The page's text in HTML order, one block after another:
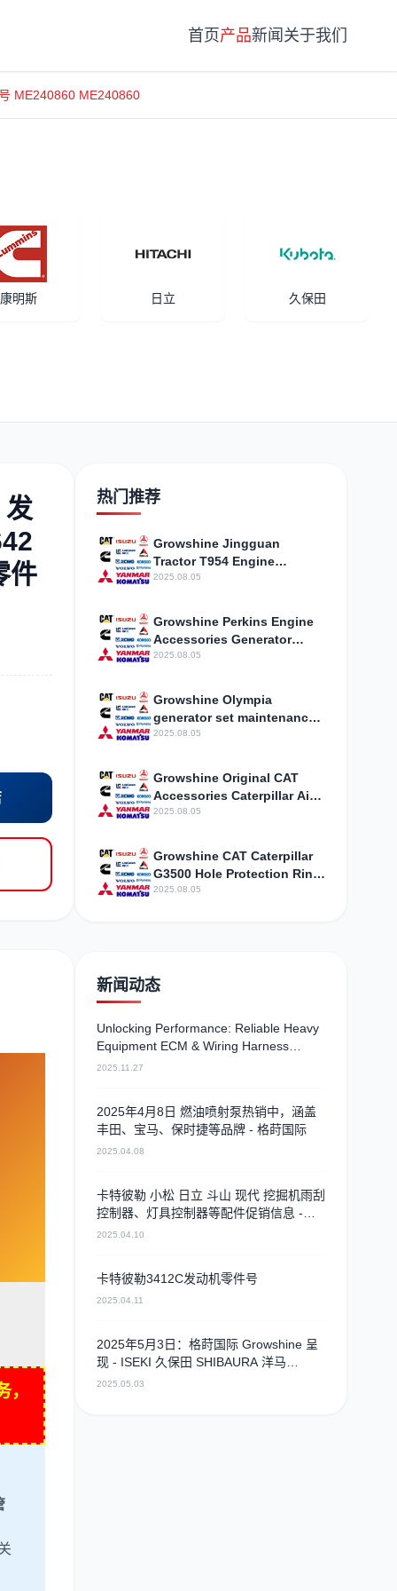
首页产品新闻 关于我们
ME240860 ME240860
康明斯 日立 久保田
加藤 卡尔玛
山猫
件
热门推荐
Growshine Jingguan
Tractor T954 Engine
Cylinder Head ZZ80267
2025.08.05
Growshine Perkins Engine
Accessories Generator
Valve Cover T417513,
2025.08.05
Growshine Olympia
generator set maintenance
and lubricant sales T403061
2025.08.05
Growshine Original CAT
Accessories Caterpillar Air
Pressure Regulator
Parameter Configuration
2025.08.05
Growshine CAT Caterpillar
G3500 Hole Protection Ring
5P8182 Selected Special
2025.08.05
新闻动态
Unlocking Performance: Reliable Heavy
Equipment ECM & Wiring Harness
Alternatives
2025.11.27
2025年4月8日 燃油喷射泵热销中，涵盖
丰田、宝马、保时捷等品牌 - 格莳国际
2025.04.08
卡特彼勒 小松 日立 斗山 现代 挖掘机雨刮
控制器、灯具控制器等配件促销信息 -
2025年4月9日
2025.04.10
卡特彼勒3412C发动机零件号
2025.04.11
2025年5月3日：格莳国际 Growshine 呈
现 - ISEKI 久保田 SHIBAURA 洋马
ISUZU 工程机械 农机 重卡 汽车 RHF3 涡
2025.05.03